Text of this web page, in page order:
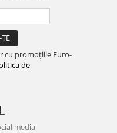
cu promoțiile Euro-
de
media